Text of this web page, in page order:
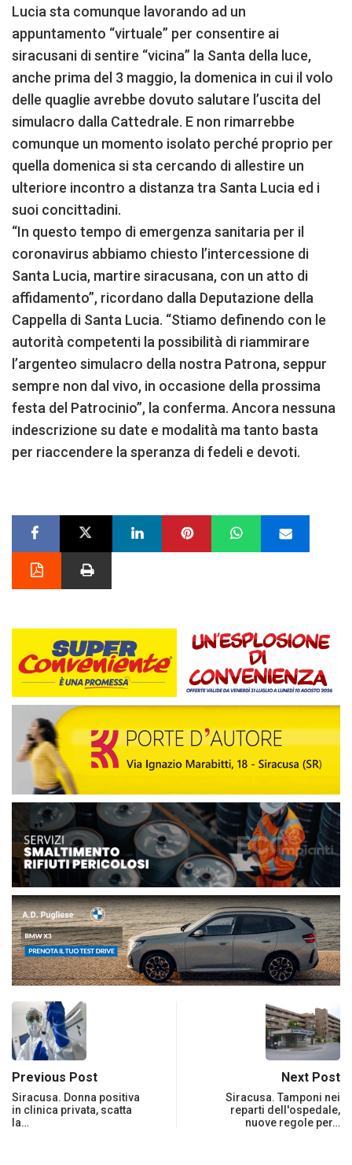
Lucia sta comunque lavorando ad un
appuntamento “virtuale” per consentire ai
siracusani di sentire “vicina” la Santa della luce,
anche prima del 3 maggio, la domenica in cui il volo
delle quaglie avrebbe dovuto salutare l’uscita del
simulacro dalla Cattedrale. E non rimarrebbe
comunque un momento isolato perché proprio per
quella domenica si sta cercando di allestire un
ulteriore incontro a distanza tra Santa Lucia ed i
suoi concittadini.
“In questo tempo di emergenza sanitaria per il
coronavirus abbiamo chiesto l’intercessione di
Santa Lucia, martire siracusana, con un atto di
affidamento”, ricordano dalla Deputazione della
Cappella di Santa Lucia. “Stiamo definendo con le
autorità competenti la possibilità di riammirare
l’argenteo simulacro della nostra Patrona, seppur
sempre non dal vivo, in occasione della prossima
festa del Patrocinio”, la conferma. Ancora nessuna
indescrizione su date e modalità ma tanto basta
per riaccendere la speranza di fedeli e devoti.
Previous Post
Siracusa. Donna positiva
in clinica privata, scatta
la…
Next Post
Siracusa. Tamponi nei
reparti dell'ospedale,
nuove regole per…